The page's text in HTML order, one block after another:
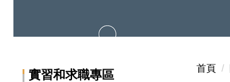
國際生就業專區-實習與求職專區banner
實習和求職專區 首頁